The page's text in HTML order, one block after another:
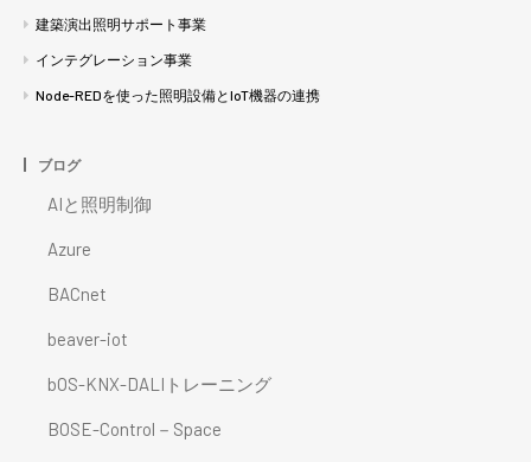
建築演出照明サポート事業
インテグレーション事業
Node-REDを使った照明設備とIoT機器の連携
ブログ
AIと照明制御
Azure
BACnet
beaver-iot
bOS-KNX-DALIトレーニング
BOSE-Control－Space